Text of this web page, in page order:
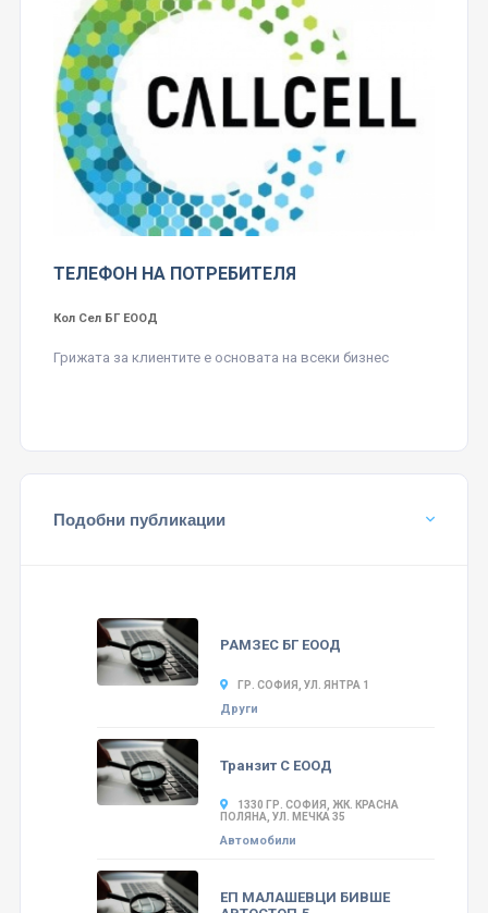
ТЕЛЕФОН НА ПОТРЕБИТЕЛЯ
Кол Сел БГ ЕООД
Грижата за клиентите е основата на всеки бизнес
Подобни публикации
РАМЗЕС БГ ЕООД
ГР. СОФИЯ, УЛ. ЯНТРА 1
Други
Транзит С ЕООД
1330 ГР. СОФИЯ, ЖК. КРАСНА
ПОЛЯНА, УЛ. МЕЧКА 35
Автомобили
ЕП МАЛАШЕВЦИ БИВШЕ